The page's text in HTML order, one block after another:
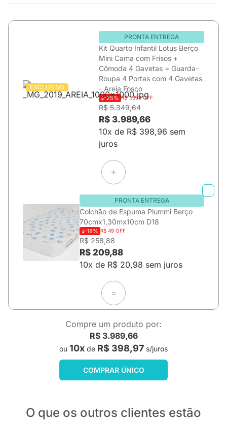
EXCLUSIVO
PRONTA ENTREGA
Kit Quarto Infantil Lotus Berço
Mini Cama com Frisos +
Cômoda 4 Gavetas + Guarda-
Roupa 4 Portas com 4 Gavetas
- Areia Fosco
-25% R$ 1.359 OFF
R$ 5.349,64
R$ 3.989,66
10x de R$ 398,96 sem
juros
PRONTA ENTREGA
Colchão de Espuma Plummi Berço
70cmx1,30mx10cm D18
-18% R$ 49 OFF
R$ 258,88
R$ 209,88
10x de R$ 20,98 sem juros
=
Compre um produto por:
R$ 3.989,66
ou 10x de R$ 398,97 s/juros
COMPRAR ÚNICO
O que os outros clientes estão